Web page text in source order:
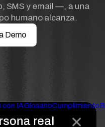
real
SMS y email —, a una
humano alcanza.
Demo
con IAGlosarioCumplimiento